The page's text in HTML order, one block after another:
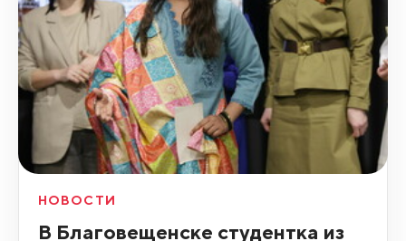
НОВОСТИ
В Благовещенске студентка из